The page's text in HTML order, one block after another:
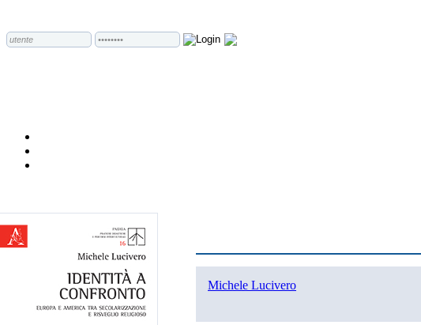
Michele Lucivero